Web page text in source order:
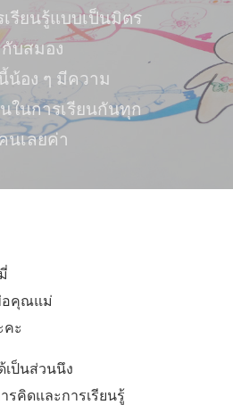
รียนรู้แบบเป็นมิตร
กับสมอง
น้อง ๆ มีความ
ในการเรียนกันทุก
นเลยค่า
คุณแม่
ะ
เป็นส่วนนึง
คิดและการเรียนรู้